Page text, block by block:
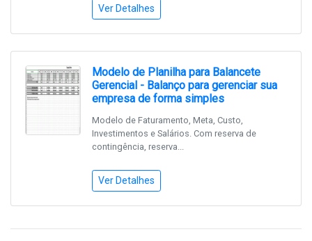
Ver Detalhes
Modelo de Planilha para Balancete
Gerencial - Balanço para gerenciar sua
empresa de forma simples
Modelo de Faturamento, Meta, Custo,
Investimentos e Salários. Com reserva de
contingência, reserva...
Ver Detalhes